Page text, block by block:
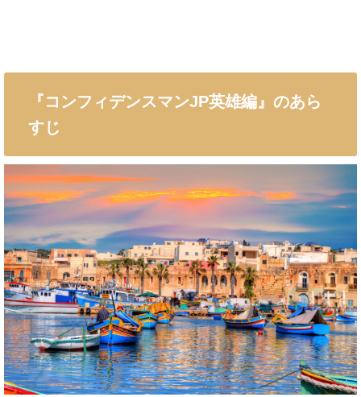
『コンフィデンスマンJP英雄編』のあら
すじ